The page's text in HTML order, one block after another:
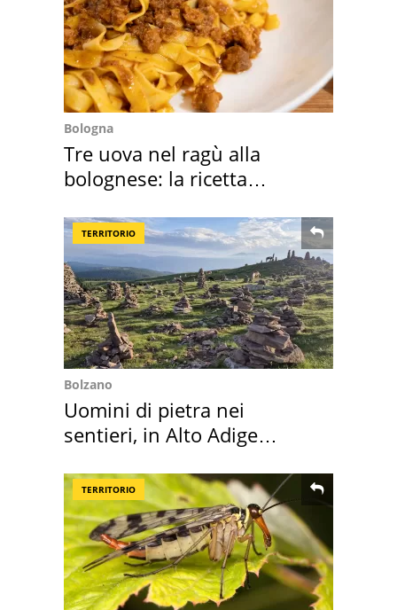
Bologna
Tre uova nel ragù alla
bolognese: la ricetta
TERRITORIO
Bolzano
Uomini di pietra nei
sentieri, in Alto Adige
TERRITORIO